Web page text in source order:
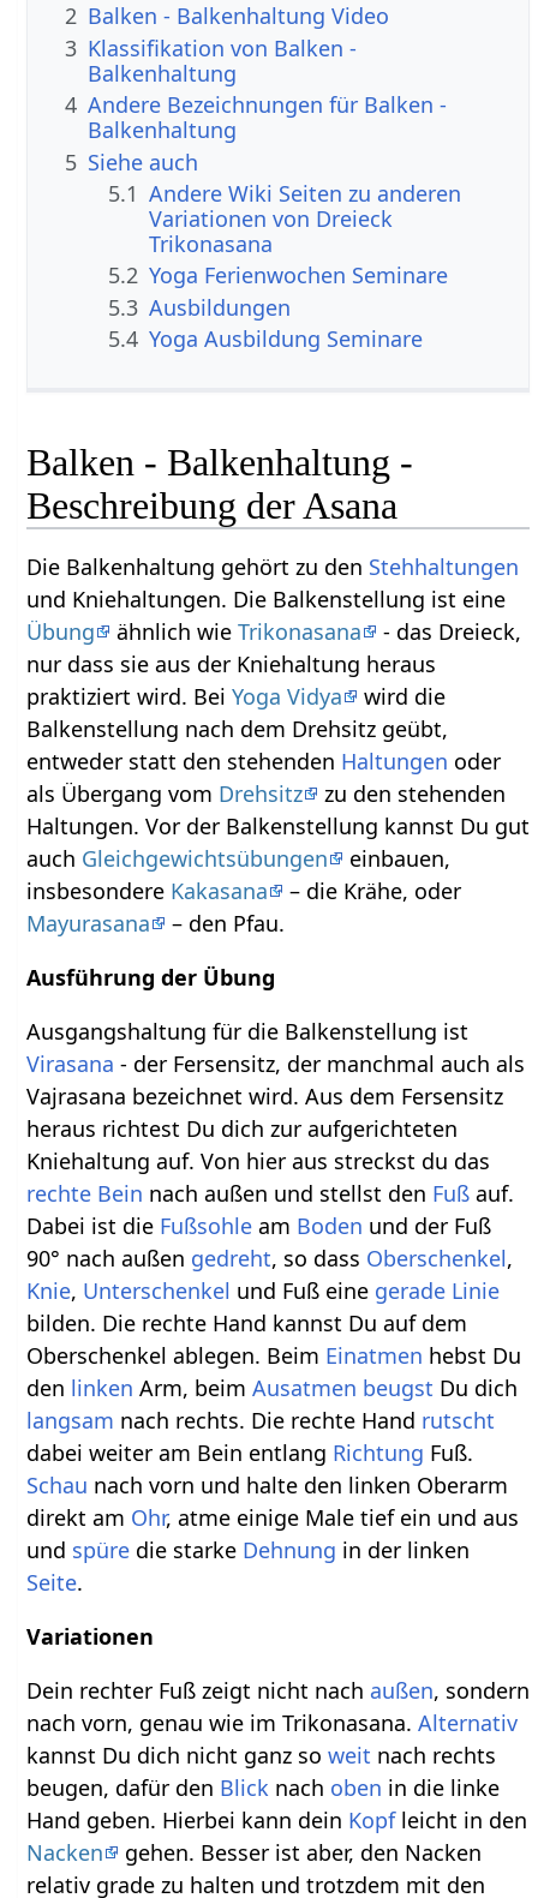
2 Balken - Balkenhaltung Video
3 Klassifikation von Balken -
Balkenhaltung
4 Andere Bezeichnungen für Balken -
Balkenhaltung
5 Siehe auch
5.1 Andere Wiki Seiten zu anderen
Variationen von Dreieck
Trikonasana
5.2 Yoga Ferienwochen Seminare
5.3 Ausbildungen
5.4 Yoga Ausbildung Seminare
Balken - Balkenhaltung -
Beschreibung der Asana
Die Balkenhaltung gehört zu den Stehhaltungen
und Kniehaltungen. Die Balkenstellung ist eine
Übung
ähnlich wieTrikonasana
- das Dreieck,
nur dass sie aus der Kniehaltung heraus
praktiziert wird. BeiYoga Vidya
wird die
Balkenstellung nach dem Drehsitz geübt,
entweder statt den stehenden Haltungen oder
als Übergang vom Drehsitz
zu den stehenden
Haltungen. Vor der Balkenstellung kannst Du gut
auch Gleichgewichtsübungen
einbauen,
insbesondere Kakasana
– die Krähe, oder
Mayurasana
– den Pfau.
Ausführung der Übung
Ausgangshaltung für die Balkenstellung ist
Virasana - der Fersensitz, der manchmal auch als
Vajrasana bezeichnet wird. Aus dem Fersensitz
heraus richtest Du dich zur aufgerichteten
Kniehaltung auf. Von hier aus streckst du das
rechte Bein nach außen und stellst den Fuß auf.
Dabei ist die Fußsohle am Boden und der Fuß
90° nach außen gedreht, so dass Oberschenkel,
Knie, Unterschenkel und Fuß eine gerade Linie
bilden. Die rechte Hand kannst Du auf dem
Oberschenkel ablegen. Beim Einatmen hebst Du
den linken Arm, beimAusatmen beugst Du dich
langsam nach rechts. Die rechte Hand rutscht
dabei weiter am Bein entlang Richtung Fuß.
Schau nach vorn und halte den linken Oberarm
direkt am Ohr, atme einige Male tief ein und aus
und spüre die starke Dehnung in der linken
Seite.
Variationen
Dein rechter Fuß zeigt nicht nach außen, sondern
nach vorn, genau wie im Trikonasana.Alternativ
kannst Du dich nicht ganz soweit nach rechts
beugen, dafür den Blick nach oben in die linke
Hand geben. Hierbei kann dein Kopfleicht in den
Nacken
gehen. Besser ist aber, den Nacken
relativ grade zu halten und trotzdem mit den